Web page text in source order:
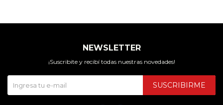
NEWSLETTER
¡Suscribite y recibí todas nuestras novedades!
SUSCRIBIRME